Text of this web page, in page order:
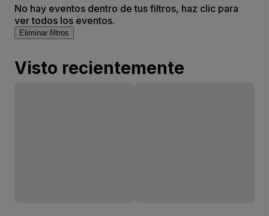
No hay eventos dentro de tus filtros, haz clic para
ver todos los eventos.
Eliminar filtros
Visto recientemente